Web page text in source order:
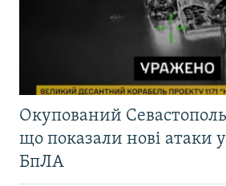
Окупований
що показали нові атаки
БпЛА